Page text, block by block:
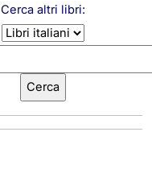
Cerca altri libri: